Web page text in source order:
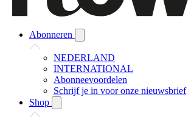
Abonneren
NEDERLAND
INTERNATIONAL
Abonneevoordelen
Schrijf je in voor onze nieuwsbrief
Shop